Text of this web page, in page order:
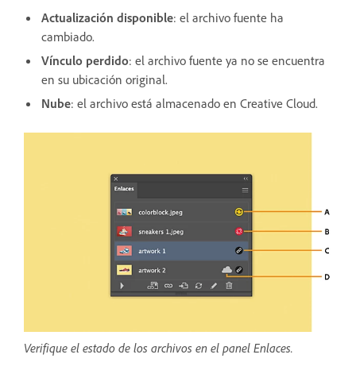
Actualización disponible: el archivo fuente ha
cambiado.
Vínculo perdido: el archivo fuente ya no se encuentra
en su ubicación original.
Nube: el archivo está almacenado en Creative Cloud.
Verifique el estado de los archivos en el panel Enlaces.